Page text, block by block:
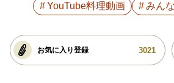
YouTube料理動画
みん
お気に入り登録 3021